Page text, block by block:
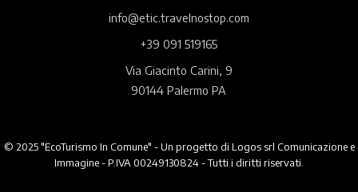
info@etic.travelnostop.com
+39 091 519165
Via Giacinto Carini, 9
90144 Palermo PA
© 2025 "EcoTurismo In Comune" - Un progetto di Logos srl Comunicazione e
Immagine - P.IVA 00249130824 - Tutti i diritti riservati.